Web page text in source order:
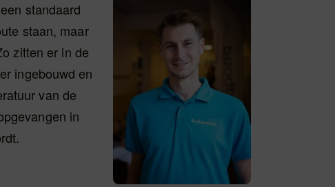
standaard
staan, maar
zitten er in de
ingebouwd en
van de
in